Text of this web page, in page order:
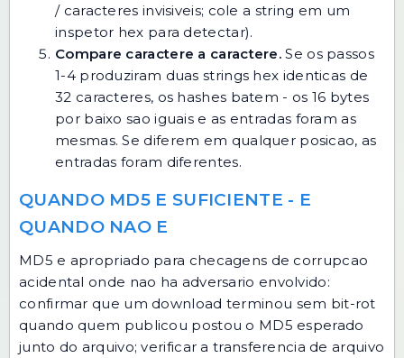
/ caracteres invisiveis; cole a string em um
inspetor hex para detectar).
Compare caractere a caractere. Se os passos
1-4 produziram duas strings hex identicas de
32 caracteres, os hashes batem - os 16 bytes
por baixo sao iguais e as entradas foram as
mesmas. Se diferem em qualquer posicao, as
entradas foram diferentes.
QUANDO MD5 E SUFICIENTE - E
QUANDO NAO E
MD5 e apropriado para checagens de corrupcao
acidental onde nao ha adversario envolvido:
confirmar que um download terminou sem bit-rot
quando quem publicou postou o MD5 esperado
junto do arquivo; verificar a transferencia de arquivo